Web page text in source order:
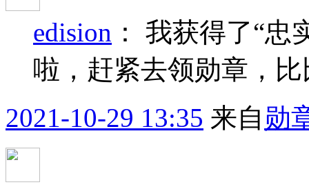
edision ： 我获得了“忠
啦，赶紧去领勋章，
2021-10-29 13:35 来自 勋